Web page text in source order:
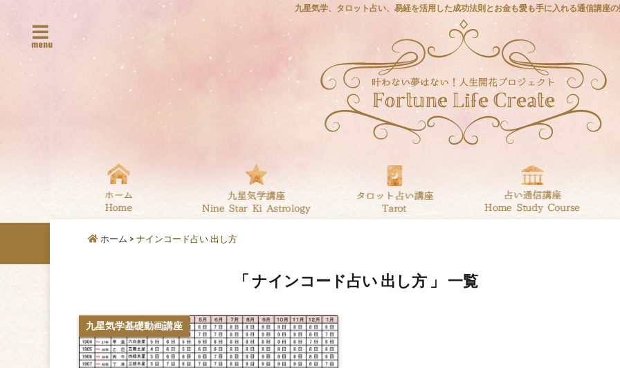
九星気学、タロット占い、易経を活用した成功法則とお金も愛も手に入れる通信講座
menu
ホーム > ナインコード占い 出し方
「 ナインコード占い 出し方 」 一覧
九星気学基礎動画講座